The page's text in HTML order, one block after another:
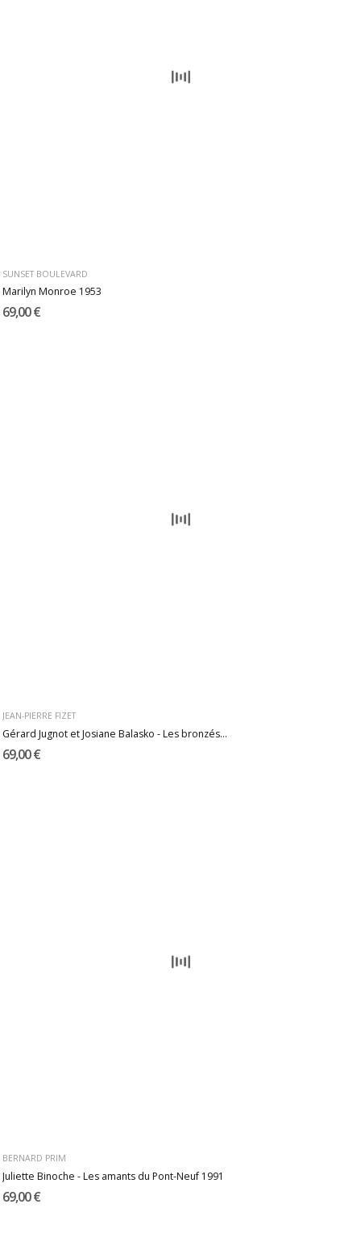
SUNSET BOULEVARD
Marilyn Monroe 1953
69,00 €
JEAN-PIERRE FIZET
Gérard Jugnot et Josiane Balasko - Les bronzés...
69,00 €
BERNARD PRIM
Juliette Binoche - Les amants du Pont-Neuf 1991
69,00 €